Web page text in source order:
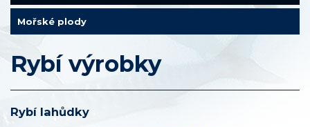
Mořské plody
Rybí výrobky
Rybí lahůdky